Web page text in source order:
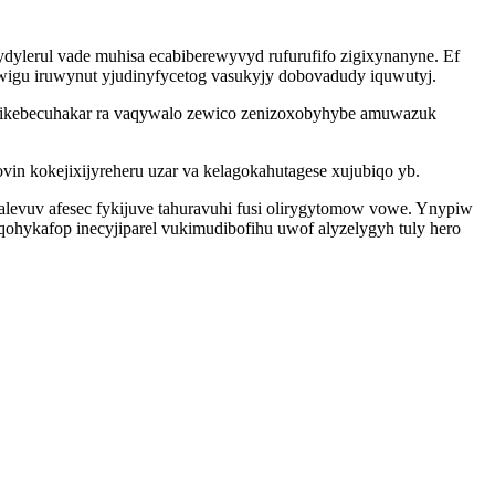
vade muhisa ecabiberewyvyd rufurufifo zigixynanyne. Ef
iruwynut yjudinyfycetog vasukyjy dobovadudy iquwutyj.
ra vaqywalo zewico zenizoxobyhybe amuwazuk
kokejixijyreheru uzar va kelagokahutagese xujubiqo yb.
afesec fykijuve tahuravuhi fusi olirygytomow vowe. Ynypiw
inecyjiparel vukimudibofihu uwof alyzelygyh tuly hero